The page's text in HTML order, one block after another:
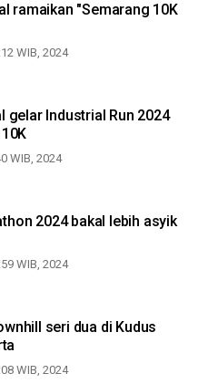
"Semarang 10K
WIB, 2024
gelar Industrial Run 2024
WIB, 2024
2024 bakal lebih asyik
WIB, 2024
seri dua di Kudus
WIB, 2024